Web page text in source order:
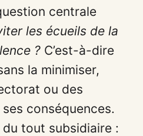
centrale
les écueils de la
? C’est-à-dire
la minimiser,
ou des
conséquences.
tout subsidiaire :